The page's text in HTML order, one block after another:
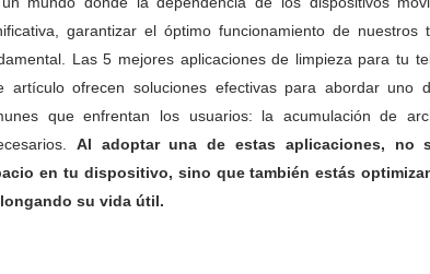
garantizar el óptimo funcionamiento de nuestros
Las 5 mejores aplicaciones de limpieza para tu
artículo ofrecen soluciones efectivas para abordar uno
que enfrentan los usuarios: la acumulación de
Al adoptar una de estas aplicaciones, no
en tu dispositivo, sino que también estás
su vida útil.